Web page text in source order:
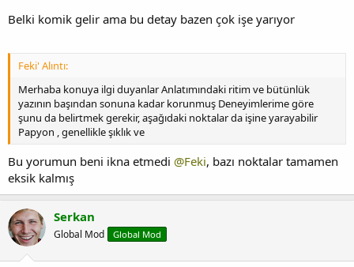
Belki komik gelir ama bu detay bazen çok işe yarıyor
Feki' Alıntı:
Merhaba konuya ilgi duyanlar Anlatımındaki ritim ve bütünlük
yazının başından sonuna kadar korunmuş Deneyimlerime göre
şunu da belirtmek gerekir, aşağıdaki noktalar da işine yarayabilir
Papyon , genellikle şıklık ve
Bu yorumun beni ikna etmedi @Feki, bazı noktalar tamamen
eksik kalmış
Serkan
Global Mod Global Mod